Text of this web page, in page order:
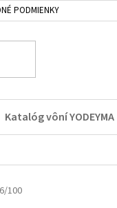
PODMIENKY
Katalóg vôní YODEYMA
100